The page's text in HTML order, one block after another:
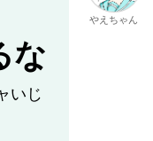
な
いじ
やえちゃん